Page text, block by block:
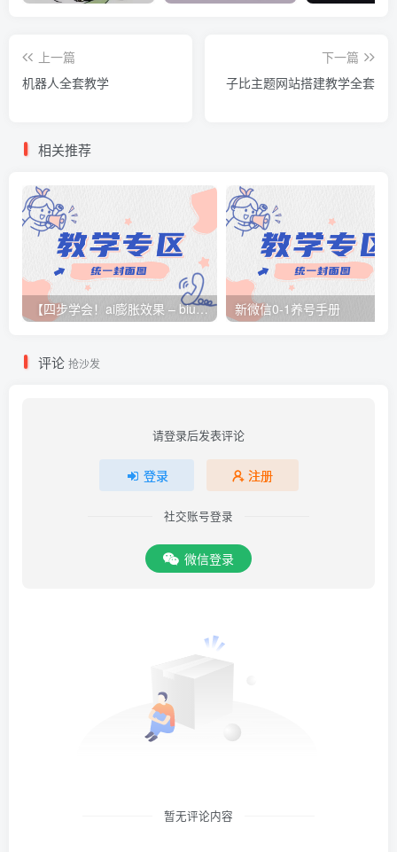
上一篇
机器人全套教学
下一篇
子比主题网站搭建教学全套
相关推荐
【四步学会！ai膨胀效果 – biubiubiu | 小红书 – 你的生活指南 新微信0-1养号手册
评论 抢沙发
请登录后发表评论
登录 注册
社交账号登录
微信登录
暂无评论内容